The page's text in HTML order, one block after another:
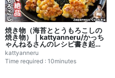
焼き物（海苔ととうもろこしの
焼き物）｜kattyanneru/かっち
ゃんねるさんのレシピ書き起こ
し
kattyanneru
Time required : 10minutes